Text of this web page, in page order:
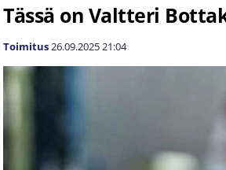
Tässä on Valtteri
Toimitus26.09.202521:04